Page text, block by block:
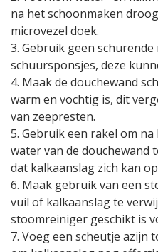
na het schoonmaken
microvezel doek.
3. Gebruik geen
schuursponsjes, deze
4. Maak de douchewand
warm en vochtig is, dit
van zeepresten.
5. Gebruik een rakel om
water van de douchewand
dat kalkaanslag zich kan
6. Maak gebruik van een
vuil of kalkaanslag te
stoomreiniger geschikt is
7. Voeg een scheutje azijn